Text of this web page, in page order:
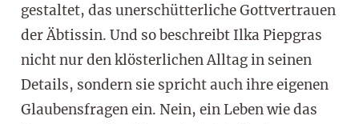
gestaltet, das unerschütterliche Gottvertrauen
der Äbtissin. Und so beschreibt Ilka Piepgras
nicht nur den klösterlichen Alltag in seinen
Details, sondern sie spricht auch ihre eigenen
Glaubensfragen ein. Nein, ein Leben wie das